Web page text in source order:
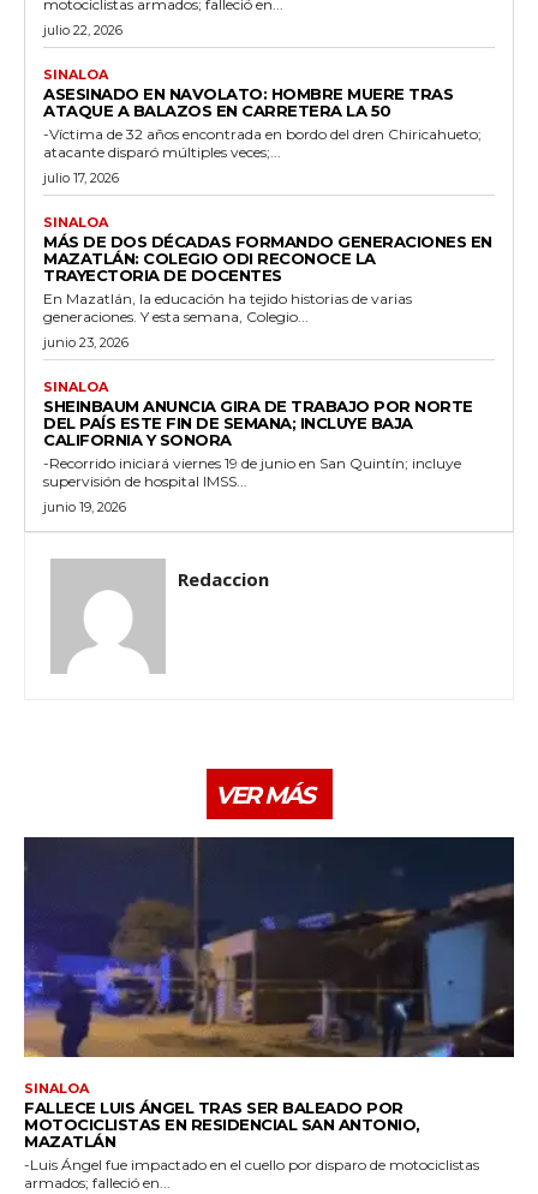
motociclistas armados; falleció en...
julio 22, 2026
SINALOA
ASESINADO EN NAVOLATO: HOMBRE MUERE TRAS
ATAQUE A BALAZOS EN CARRETERA LA 50
-Víctima de 32 años encontrada en bordo del dren Chiricahueto;
atacante disparó múltiples veces;...
julio 17, 2026
SINALOA
MÁS DE DOS DÉCADAS FORMANDO GENERACIONES EN
MAZATLÁN: COLEGIO ODI RECONOCE LA
TRAYECTORIA DE DOCENTES
En Mazatlán, la educación ha tejido historias de varias
generaciones. Y esta semana, Colegio...
junio 23, 2026
SINALOA
SHEINBAUM ANUNCIA GIRA DE TRABAJO POR NORTE
DEL PAÍS ESTE FIN DE SEMANA; INCLUYE BAJA
CALIFORNIA Y SONORA
-Recorrido iniciará viernes 19 de junio en San Quintín; incluye
supervisión de hospital IMSS...
junio 19, 2026
Redaccion
VER MÁS
SINALOA
FALLECE LUIS ÁNGEL TRAS SER BALEADO POR
MOTOCICLISTAS EN RESIDENCIAL SAN ANTONIO,
MAZATLÁN
-Luis Ángel fue impactado en el cuello por disparo de motociclistas
armados; falleció en...